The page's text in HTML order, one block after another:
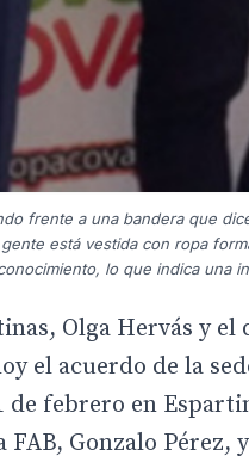
frente a una bandera que
está vestida con ropa
lo que indica una
Olga Hervás y
el acuerdo de la
febrero en
Gonzalo Pérez,